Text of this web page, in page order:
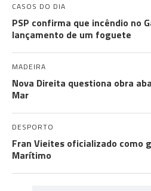
CASOS DO DIA
PSP confirma que incêndio no
lançamento de um foguete
MADEIRA
Nova Direita questiona obra
Mar
DESPORTO
Fran Vieites oficializado como
Marítimo